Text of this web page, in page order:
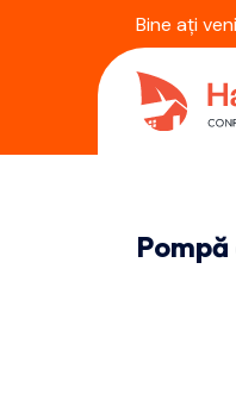
Bine ați
Pompă